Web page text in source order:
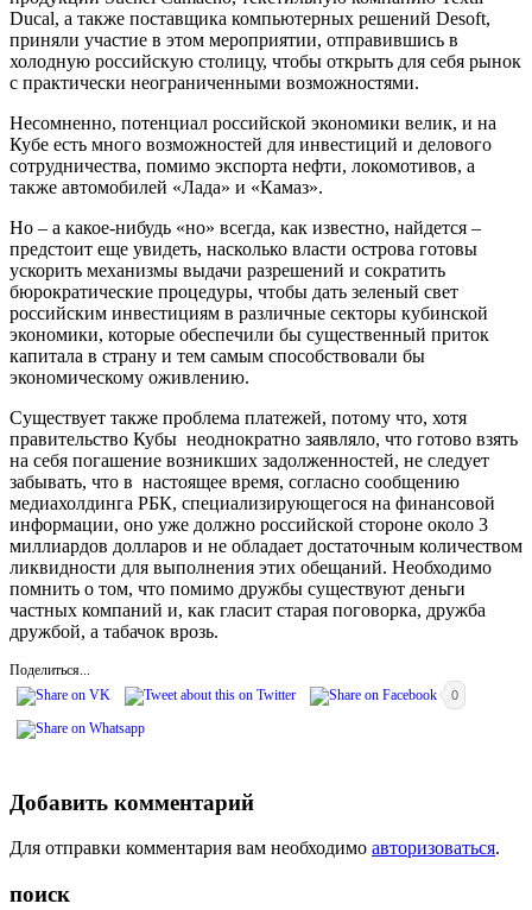
Ducal, а также поставщика компьютерных решений Desoft,
приняли участие в этом мероприятии, отправившись в
холодную российскую столицу, чтобы открыть для себя рынок
с практически неограниченными возможностями.
Несомненно, потенциал российской экономики велик, и на
Кубе есть много возможностей для инвестиций и делового
сотрудничества, помимо экспорта нефти, локомотивов, а
также автомобилей «Лада» и «Камаз».
Но – а какое-нибудь «но» всегда, как известно, найдется –
предстоит еще увидеть, насколько власти острова готовы
ускорить механизмы выдачи разрешений и сократить
бюрократические процедуры, чтобы дать зеленый свет
российским инвестициям в различные секторы кубинской
экономики, которые обеспечили бы существенный приток
капитала в страну и тем самым способствовали бы
экономическому оживлению.
Существует также проблема платежей, потому что, хотя
правительство Кубы неоднократно заявляло, что готово взять
на себя погашение возникших задолженностей, не следует
забывать, что в настоящее время, согласно сообщению
медиахолдинга РБК, специализирующегося на финансовой
информации, оно уже должно российской стороне около 3
миллиардов долларов и не обладает достаточным количеством
ликвидности для выполнения этих обещаний. Необходимо
помнить о том, что помимо дружбы существуют деньги
частных компаний и, как гласит старая поговорка, дружба
дружбой, а табачок врозь.
Поделиться...
0
Добавить комментарий
Для отправки комментария вам необходимо авторизоваться.
поиск